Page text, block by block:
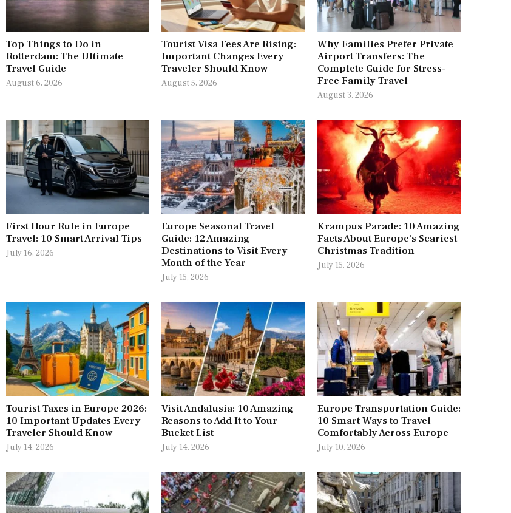
Top Things to Do in
Rotterdam: The Ultimate
Travel Guide
August 6, 2026
Tourist Visa Fees Are Rising:
Important Changes Every
Traveler Should Know
August 5, 2026
Why Families Prefer Private
Airport Transfers: The
Complete Guide for Stress-
Free Family Travel
August 3, 2026
First Hour Rule in Europe
Travel: 10 Smart Arrival Tips
July 16, 2026
Europe Seasonal Travel
Guide: 12 Amazing
Destinations to Visit Every
Month of the Year
July 15, 2026
Krampus Parade: 10 Amazing
Facts About Europe’s Scariest
Christmas Tradition
July 15, 2026
Tourist Taxes in Europe 2026:
10 Important Updates Every
Traveler Should Know
July 14, 2026
Visit Andalusia: 10 Amazing
Reasons to Add It to Your
Bucket List
July 14, 2026
Europe Transportation Guide:
10 Smart Ways to Travel
Comfortably Across Europe
July 10, 2026